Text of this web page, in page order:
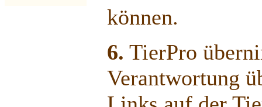
können.
6. TierPro
Verantwortung